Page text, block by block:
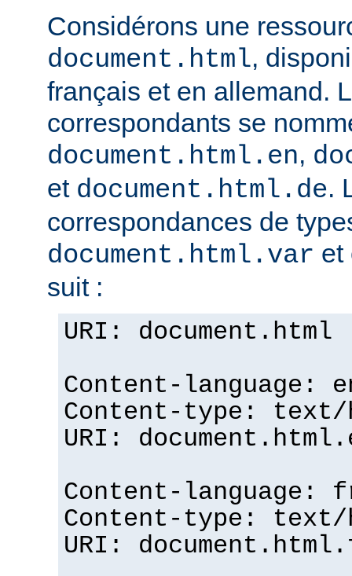
Considérons une
document.html,
français et en allemand.
correspondants se
document.html.en,
et document.html.de.
correspondances de
document.html.var et
suit :
URI: document.html
Content-language:
Content-type: text/
URI:
Content-language:
Content-type: text/
URI: